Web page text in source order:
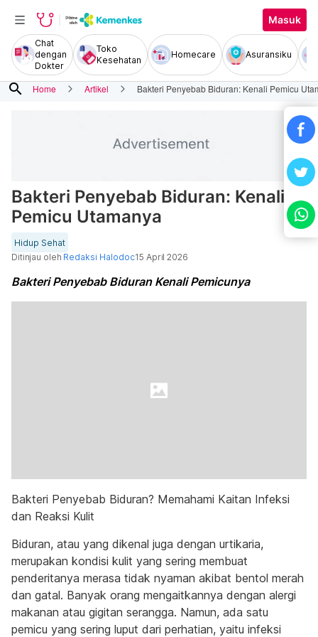
Masuk
Chat
dengan
Dokter
Toko
Kesehatan
Homecare Asuransiku
search Home Artikel Bakteri Penyebab Biduran: Kenali Pemicu
Bakteri Penyebab Biduran: Kenali
Pemicu Utamanya
Hidup Sehat
Ditinjau oleh Redaksi Halodoc15 April 2026
Bakteri Penyebab Biduran Kenali Pemicunya
Bakteri Penyebab Biduran? Memahami Kaitan Infeksi
dan Reaksi Kulit
Biduran, atau yang dikenal juga dengan urtikaria,
merupakan kondisi kulit yang sering membuat
penderitanya merasa tidak nyaman akibat bentol merah
dan gatal. Banyak orang mengaitkannya dengan alergi
makanan atau gigitan serangga. Namun, ada satu
pemicu yang sering luput dari perhatian, yaitu infeksi